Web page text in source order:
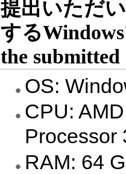
提出いただ
する
the submitted
OS:
CPU:
Processor
RAM: 64